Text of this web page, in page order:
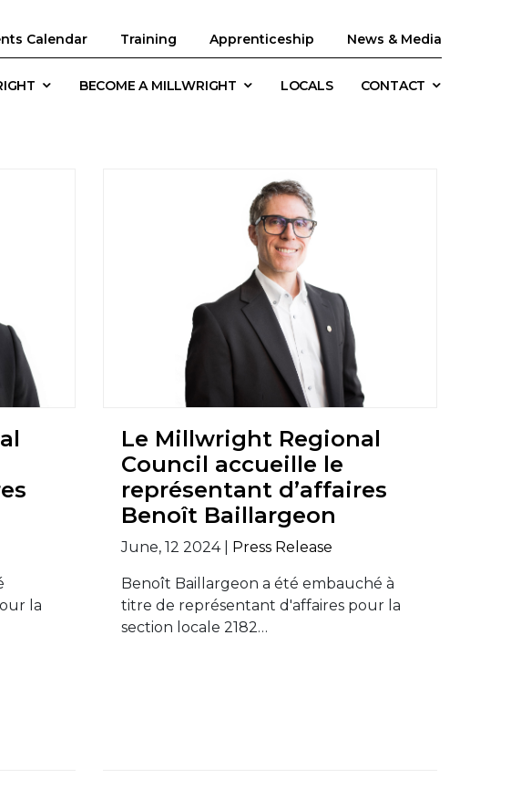
Calendar Training Apprenticeship News & Media
BECOME A MILLWRIGHT LOCALS CONTACT
la
Le Millwright Regional
Council accueille le
représentant d’affaires
Benoît Baillargeon
June, 12 2024 | Press Release
Benoît Baillargeon a été embauché à
titre de représentant d'affaires pour la
section locale 2182…